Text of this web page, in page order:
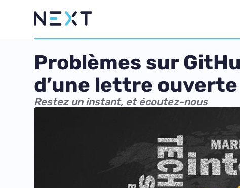
Problèmes sur
d’une lettre ouverte
Restez un instant, et écoutez-nous